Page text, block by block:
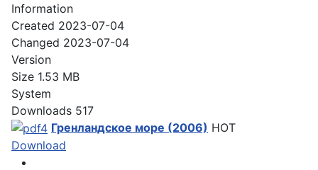
Information
Created 2023-07-04
Changed 2023-07-04
Version
Size 1.53 MB
System
Downloads 517
Гренландское море (2006) HOT
Download